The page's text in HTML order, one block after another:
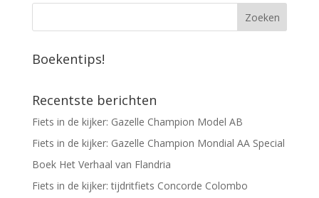
Boekentips!
Recentste berichten
Fiets in de kijker: Gazelle Champion Model AB
Fiets in de kijker: Gazelle Champion Mondial AA Special
Boek Het Verhaal van Flandria
Fiets in de kijker: tijdritfiets Concorde Colombo